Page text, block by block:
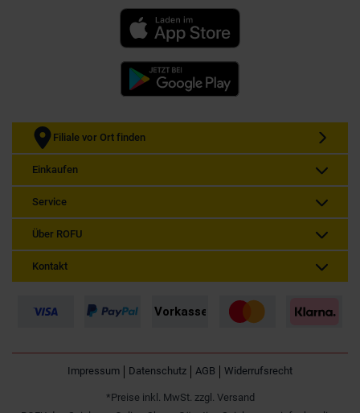
Filiale vor Ort finden
Einkaufen
Service
Über ROFU
Kontakt
Impressum Datenschutz AGB Widerrufsrecht
*Preise inkl. MwSt. zzgl. Versand